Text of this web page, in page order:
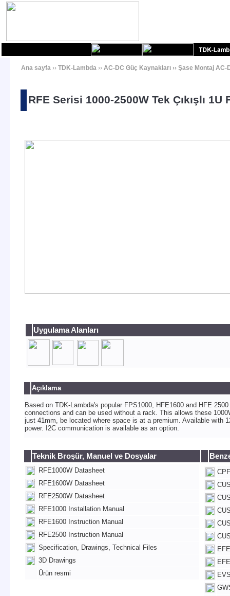
Ana sayfa›› TDK-Lambda››AC-DC Güç Kaynakları ››Şase Montaj AC-
RFE Serisi 1000-2500W Tek Çıkışlı
Uygulama Alanları
Açıklama
Based on TDK-Lambda's popular FPS1000, HFE1600 and HFE
connections and can be used without a rack. This allows these
just 41mm, be located where space is at a premium. Available with
power. I2C communication is available as an option.
Teknik Broşür, Manuel ve Dosyalar
RFE1000W Datasheet
RFE1600W Datasheet
RFE2500W Datasheet
RFE1000 Installation Manual
RFE1600 Instruction Manual
RFE2500 Instruction Manual
Specification, Drawings, Technical Files
3D Drawings
Ürün resmi